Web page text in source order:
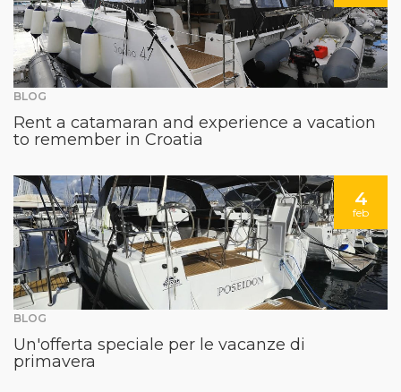
BLOG
Rent a catamaran and experience a vacation
to remember in Croatia
4
feb
BLOG
Un'offerta speciale per le vacanze di
primavera